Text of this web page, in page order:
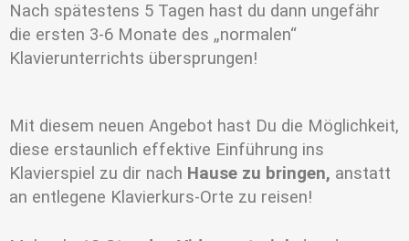
Nach spätestens 5 Tagen hast du dann ungefähr
die ersten 3-6 Monate des „normalen“
Klavierunterrichts übersprungen!
Mit diesem neuen Angebot hast Du die Möglichkeit,
diese erstaunlich effektive Einführung ins
Klavierspiel zu dir nach Hause zu bringen, anstatt
an entlegene Klavierkurs-Orte zu reisen!